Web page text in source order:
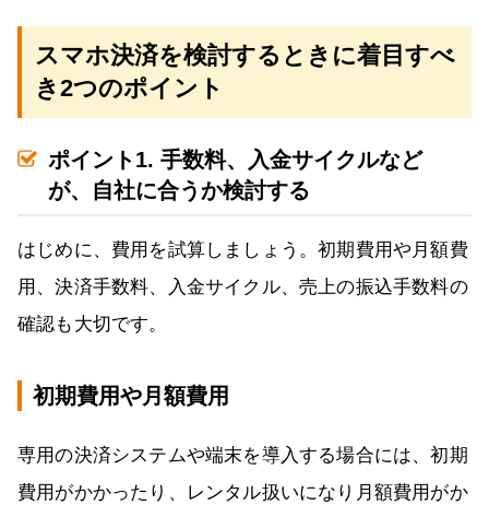
スマホ決済を検討するときに着目すべ
き2つのポイント
ポイント1. 手数料、入金サイクルなど
が、自社に合うか検討する
はじめに、費用を試算しましょう。初期費用や月額費
用、決済手数料、入金サイクル、売上の振込手数料の
確認も大切です。
初期費用や月額費用
専用の決済システムや端末を導入する場合には、初期
費用がかかったり、レンタル扱いになり月額費用がか